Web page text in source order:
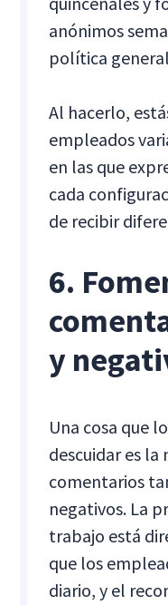
anónimos
política
Al hacerlo,
empleados
en las que
cada
de recibir
6.
y
Una cosa que
descuidar es
comentarios
negativos. La
trabajo está
que los
diario, y el